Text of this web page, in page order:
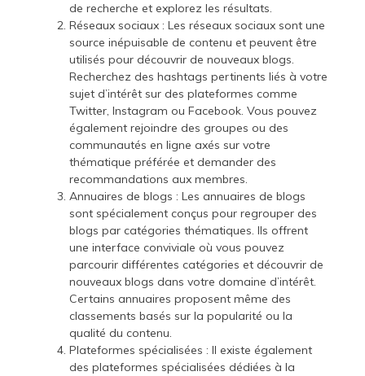
de recherche et explorez les résultats.
Réseaux sociaux : Les réseaux sociaux sont une
source inépuisable de contenu et peuvent être
utilisés pour découvrir de nouveaux blogs.
Recherchez des hashtags pertinents liés à votre
sujet d’intérêt sur des plateformes comme
Twitter, Instagram ou Facebook. Vous pouvez
également rejoindre des groupes ou des
communautés en ligne axés sur votre
thématique préférée et demander des
recommandations aux membres.
Annuaires de blogs : Les annuaires de blogs
sont spécialement conçus pour regrouper des
blogs par catégories thématiques. Ils offrent
une interface conviviale où vous pouvez
parcourir différentes catégories et découvrir de
nouveaux blogs dans votre domaine d’intérêt.
Certains annuaires proposent même des
classements basés sur la popularité ou la
qualité du contenu.
Plateformes spécialisées : Il existe également
des plateformes spécialisées dédiées à la